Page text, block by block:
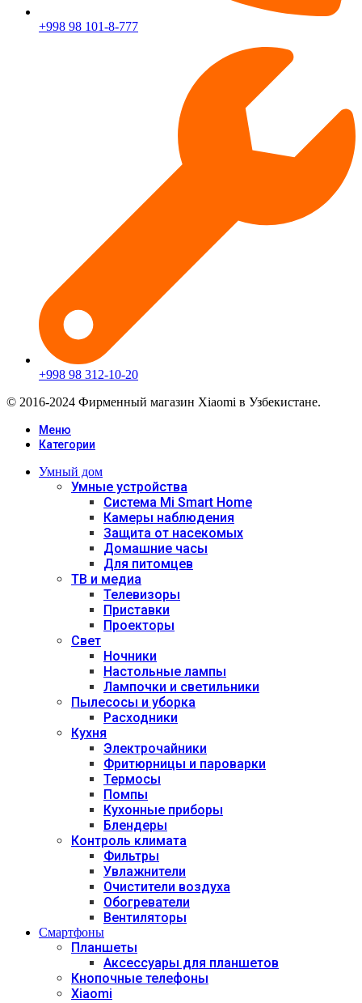
+998 98 101-8-777
+998 98 312-10-20
© 2016-2024 Фирменный магазин Xiaomi в Узбекистане.
Меню
Категории
Умный дом
Умные устройства
Система Mi Smart Home
Камеры наблюдения
Защита от насекомых
Домашние часы
Для питомцев
ТВ и медиа
Телевизоры
Приставки
Проекторы
Свет
Ночники
Настольные лампы
Лампочки и светильники
Пылесосы и уборка
Расходники
Кухня
Электрочайники
Фритюрницы и пароварки
Термосы
Помпы
Кухонные приборы
Блендеры
Контроль климата
Фильтры
Увлажнители
Очистители воздуха
Обогреватели
Вентиляторы
Смартфоны
Планшеты
Аксессуары для планшетов
Кнопочные телефоны
Xiaomi